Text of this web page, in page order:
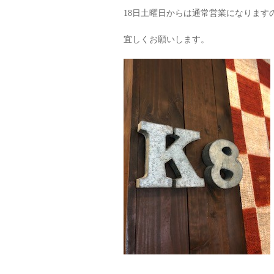
18日土曜日からは通常営業になります
宜しくお願いします。